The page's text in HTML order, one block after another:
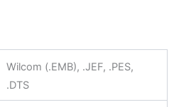
Wilcom (.EMB), .JEF, .PES,
.DTS